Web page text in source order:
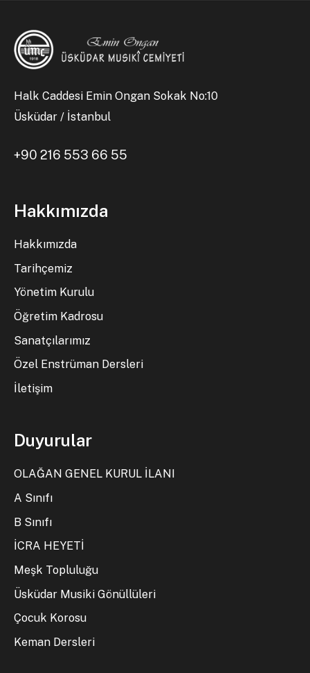
Halk Caddesi Emin Ongan Sokak No:10
Üsküdar / İstanbul
+90 216 553 66 55
Hakkımızda
Hakkımızda
Tarihçemiz
Yönetim Kurulu
Öğretim Kadrosu
Sanatçılarımız
Özel Enstrüman Dersleri
İletişim
Duyurular
OLAĞAN GENEL KURUL İLANI
A Sınıfı
B Sınıfı
İCRA HEYETİ
Meşk Topluluğu
Üsküdar Musiki Gönüllüleri
Çocuk Korosu
Keman Dersleri